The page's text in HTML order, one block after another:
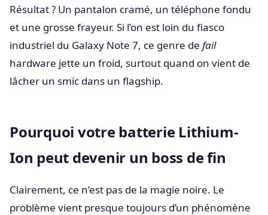
Résultat ? Un pantalon cramé, un téléphone fondu
et une grosse frayeur. Si l’on est loin du fiasco
industriel du Galaxy Note 7, ce genre de fail
hardware jette un froid, surtout quand on vient de
lâcher un smic dans un flagship.
Pourquoi votre batterie Lithium-
Ion peut devenir un boss de fin
Clairement, ce n’est pas de la magie noire. Le
problème vient presque toujours d’un phénomène